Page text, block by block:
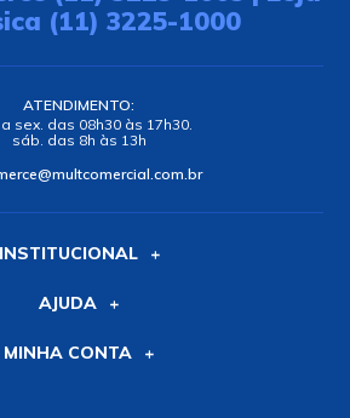
(11) 3225-1000
ATENDIMENTO:
sex. das 08h30 às 17h30.
sáb. das 8h às 13h
INSTITUCIONAL
AJUDA
MINHA CONTA